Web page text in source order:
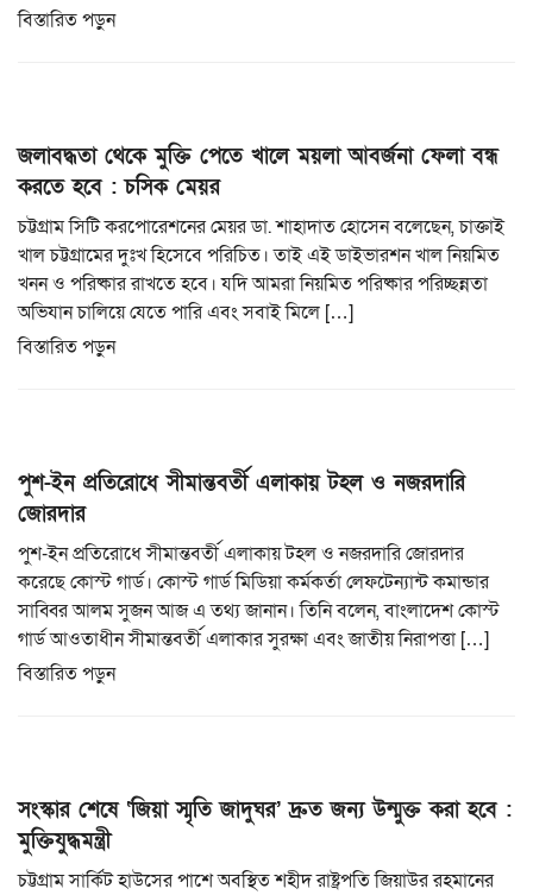
বিস্তারিত পড়ুন
জলাবদ্ধতা থেকে মুক্তি পেতে খালে ময়লা আবর্জনা ফেলা বন্ধ
করতে হবে : চসিক মেয়র
চট্টগ্রাম সিটি করপোরেশনের মেয়র ডা. শাহাদাত হোসেন বলেছেন, চাক্তাই
খাল চট্টগ্রামের দুঃখ হিসেবে পরিচিত। তাই এই ডাইভারশন খাল নিয়মিত
খনন ও পরিষ্কার রাখতে হবে। যদি আমরা নিয়মিত পরিষ্কার পরিচ্ছন্নতা
অভিযান চালিয়ে যেতে পারি এবং সবাই মিলে […]
বিস্তারিত পড়ুন
পুশ-ইন প্রতিরোধে সীমান্তবর্তী এলাকায় টহল ও নজরদারি
জোরদার
পুশ-ইন প্রতিরোধে সীমান্তবর্তী এলাকায় টহল ও নজরদারি জোরদার
করেছে কোস্ট গার্ড। কোস্ট গার্ড মিডিয়া কর্মকর্তা লেফটেন্যান্ট কমান্ডার
সাব্বির আলম সুজন আজ এ তথ্য জানান। তিনি বলেন, বাংলাদেশ কোস্ট
গার্ড আওতাধীন সীমান্তবর্তী এলাকার সুরক্ষা এবং জাতীয় নিরাপত্তা […]
বিস্তারিত পড়ুন
সংস্কার শেষে ‘জিয়া স্মৃতি জাদুঘর’ দ্রুত জন্য উন্মুক্ত করা হবে :
মুক্তিযুদ্ধমন্ত্রী
চট্টগ্রাম সার্কিট হাউসের পাশে অবস্থিত শহীদ রাষ্ট্রপতি জিয়াউর রহমানের